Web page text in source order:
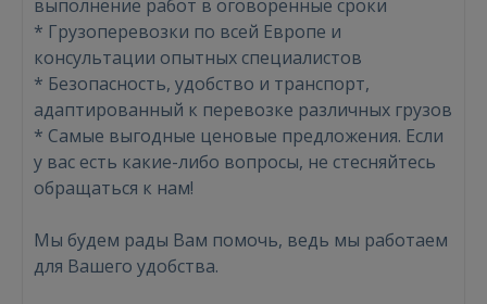
выполнение работ в оговоренные сроки
* Грузоперевозки по всей Европе и
консультации опытных специалистов
* Безопасность, удобство и транспорт,
адаптированный к перевозке различных грузов
* Самые выгодные ценовые предложения. Если
у вас есть какие-либо вопросы, не стесняйтесь
обращаться к нам!
Мы будем рады Вам помочь, ведь мы работаем
для Вашего удобства.